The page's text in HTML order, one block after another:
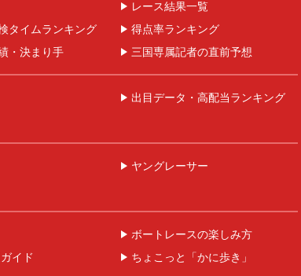
レース結果一覧
タイムランキング
得点率ランキング
・決まり手 三国専属記者の直前予想
出目データ・高配当ランキング
ヤングレーサー
ボートレースの楽しみ方
イド ちょこっと「かに歩き」